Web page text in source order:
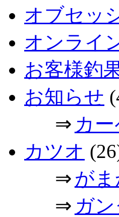
オブセッ
オンライ
お客様釣
お知らせ
⇒ カ
カツオ
⇒ が
⇒ ガ